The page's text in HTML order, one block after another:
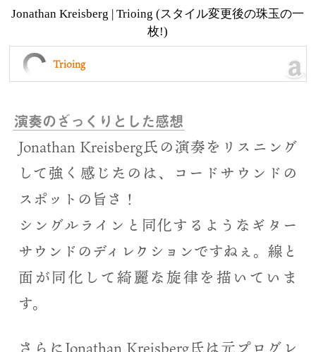
Jonathan Kreisberg | Trioing (スタイル変更後の珠玉の一
枚!)
Trioing
演奏のざっくりとした感想
Jonathan Kreisberg氏の演奏をリスニング
して強く感じたのは、コードサウンドの
スポットの旨さ！
シングルラインと同化するようなギター
サウンドのディレクションですねぇ。線と
面が同化して綺麗な旋律を描いていま
す。
さらにJonathan Kreisberg氏は元プログレ